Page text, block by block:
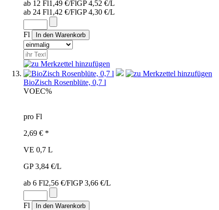
ab 12 Fl1,49 €/FlGP 4,52 €/L
ab 24 Fl1,42 €/FlGP 4,30 €/L
Fl
BioZisch Rosenblüte, 0,7 l
VOEC%
pro Fl
2,69 € *
VE 0,7 L
GP 3,84 €/L
ab 6 Fl2,56 €/FlGP 3,66 €/L
Fl